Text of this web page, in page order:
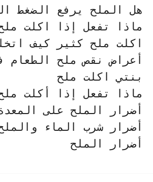
هل الملح يرفع الضغط
ماذا تفعل إذا اكلت
اكلت ملح كثير كيف
أعراض نقص ملح الطعام
بنتي اكلت ملح
ماذا تفعل إذا أكلت
أضرار الملح على
أضرار شرب الماء
أضرار الملح